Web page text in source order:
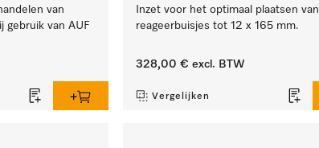
van
gebruik van AUF
Inzet voor het optimaal plaatsen van
reageerbuisjes tot 12 x 165 mm.
328,00 € excl. BTW
Vergelijken